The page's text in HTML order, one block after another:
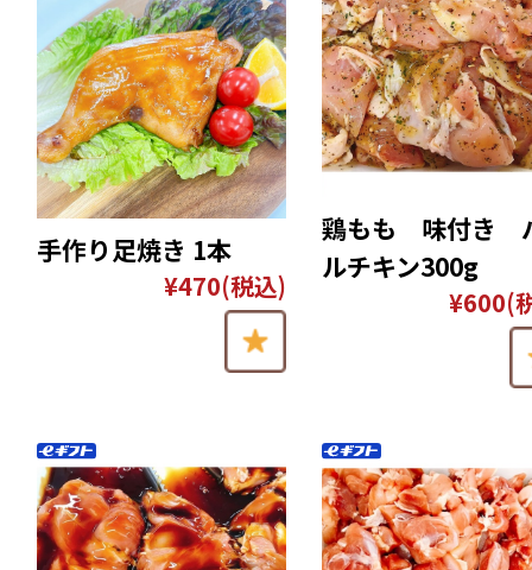
手作り足焼き 1本
¥470(税込)
鶏もも 味付き
ルチキン300g
¥600(